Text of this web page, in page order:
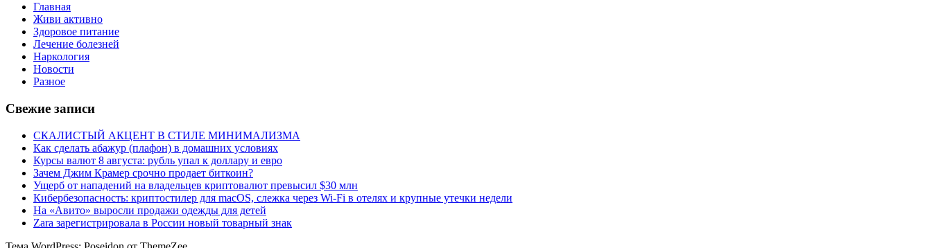
Главная
Живи активно
Здоровое питание
Лечение болезней
Наркология
Новости
Разное
Свежие записи
СКАЛИСТЫЙ АКЦЕНТ В СТИЛЕ МИНИМАЛИЗМА
Как сделать абажур (плафон) в домашних условиях
Курсы валют 8 августа: рубль упал к доллару и евро
Зачем Джим Крамер срочно продает биткоин?
Ущерб от нападений на владельцев криптовалют превысил $30 млн
Кибербезопасность: криптостилер для macOS, слежка через Wi-Fi в отелях и крупные утечки недели
На «Авито» выросли продажи одежды для детей
Zara зарегистрировала в России новый товарный знак